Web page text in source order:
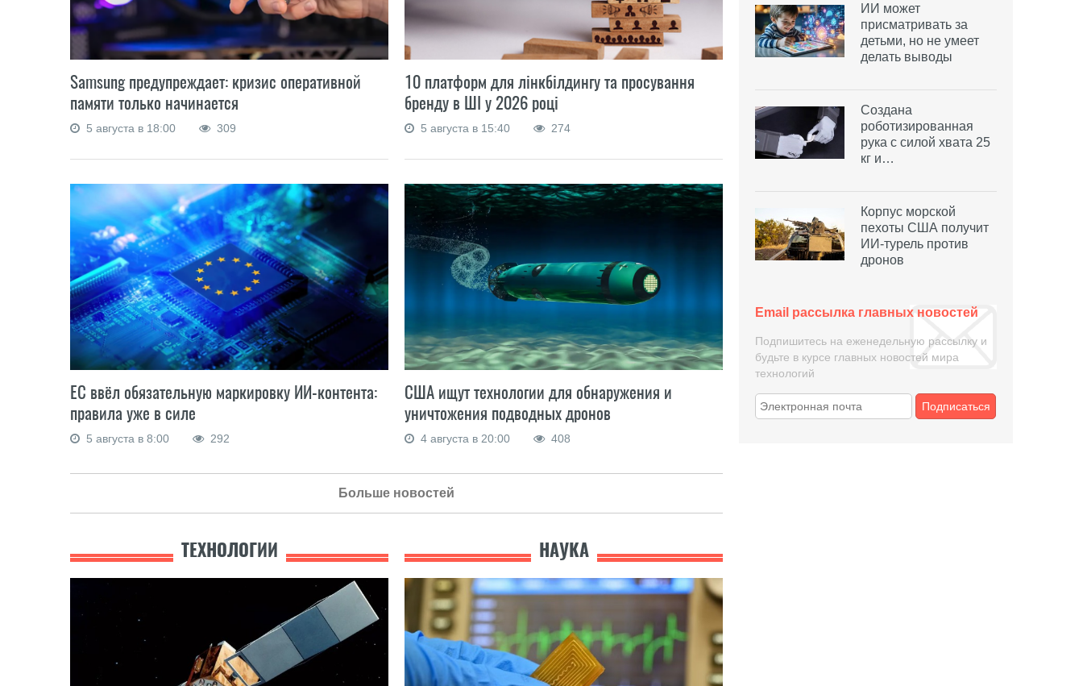
Samsung предупреждает: кризис оперативной
памяти только начинается
5 августа в 18:00 309
10 платформ для лінкбілдингу та просування
бренду в ШІ у 2026 році
5 августа в 15:40 274
ЕС ввёл обязательную маркировку ИИ-контента:
правила уже в силе
5 августа в 8:00 292
США ищут технологии для обнаружения и
уничтожения подводных дронов
4 августа в 20:00 408
Больше новостей
ТЕХНОЛОГИИ НАУКА
ИИ может
присматривать за
детьми, но не умеет
делать выводы
Создана
роботизированная
рука с силой хвата 25
кг и…
Корпус морской
пехоты США получит
ИИ-турель против
дронов
Email рассылка главных новостей
Подпишитесь на еженедельную рассылку и
будьте в курсе главных новостей мира
технологий
Подписаться